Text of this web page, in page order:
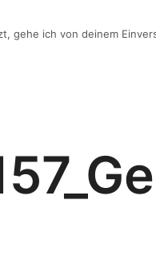
IDEEN CHECKLISTE
gehe ich von deinem